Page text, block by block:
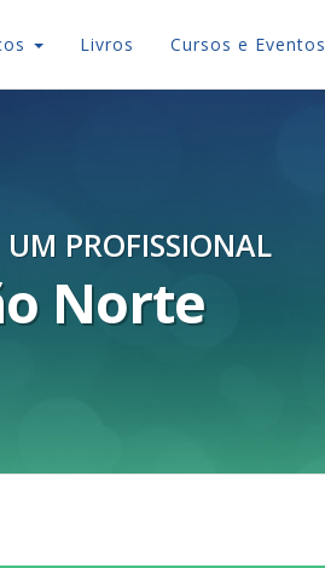
Livros Cursos e Eventos
UM PROFISSIONAL
Norte